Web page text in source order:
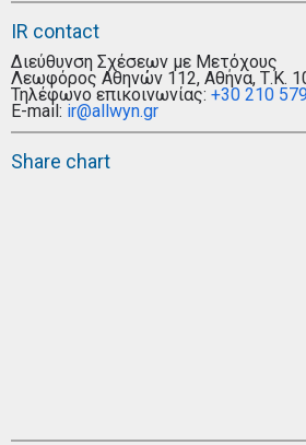
IR contact
Διεύθυνση Σχέσεων με Μετόχους
Λεωφόρος Αθηνών 112, Αθήνα, Τ.Κ.
Τηλέφωνο επικοινωνίας: +30 210
E-mail: ir@allwyn.gr
Share chart